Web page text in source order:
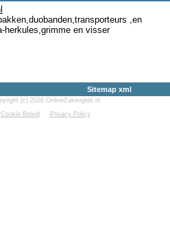
,en
herkules,grimme en visser
Sitemap xml
(c) 2026 OnlineZakengids.nl
Cookie Beleid
Privacy Policy